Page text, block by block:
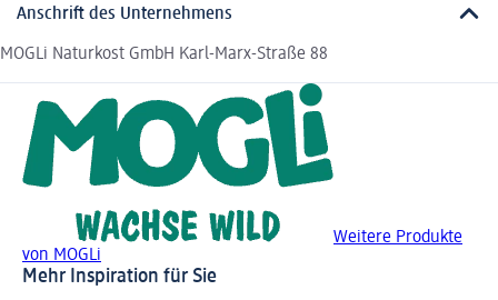
Anschrift des Unternehmens
MOGLi Naturkost GmbH Karl-Marx-Straße 88
Weitere Produkte
von MOGLi
Mehr Inspiration für Sie